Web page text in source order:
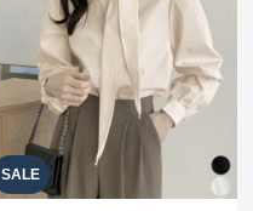
SALE